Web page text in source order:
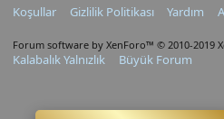
Koşullar
Gizlilik Politikası Yardım
Forum software by XenForo™ © 2010-2019
Kalabalık Yalnızlık Büyük Forum